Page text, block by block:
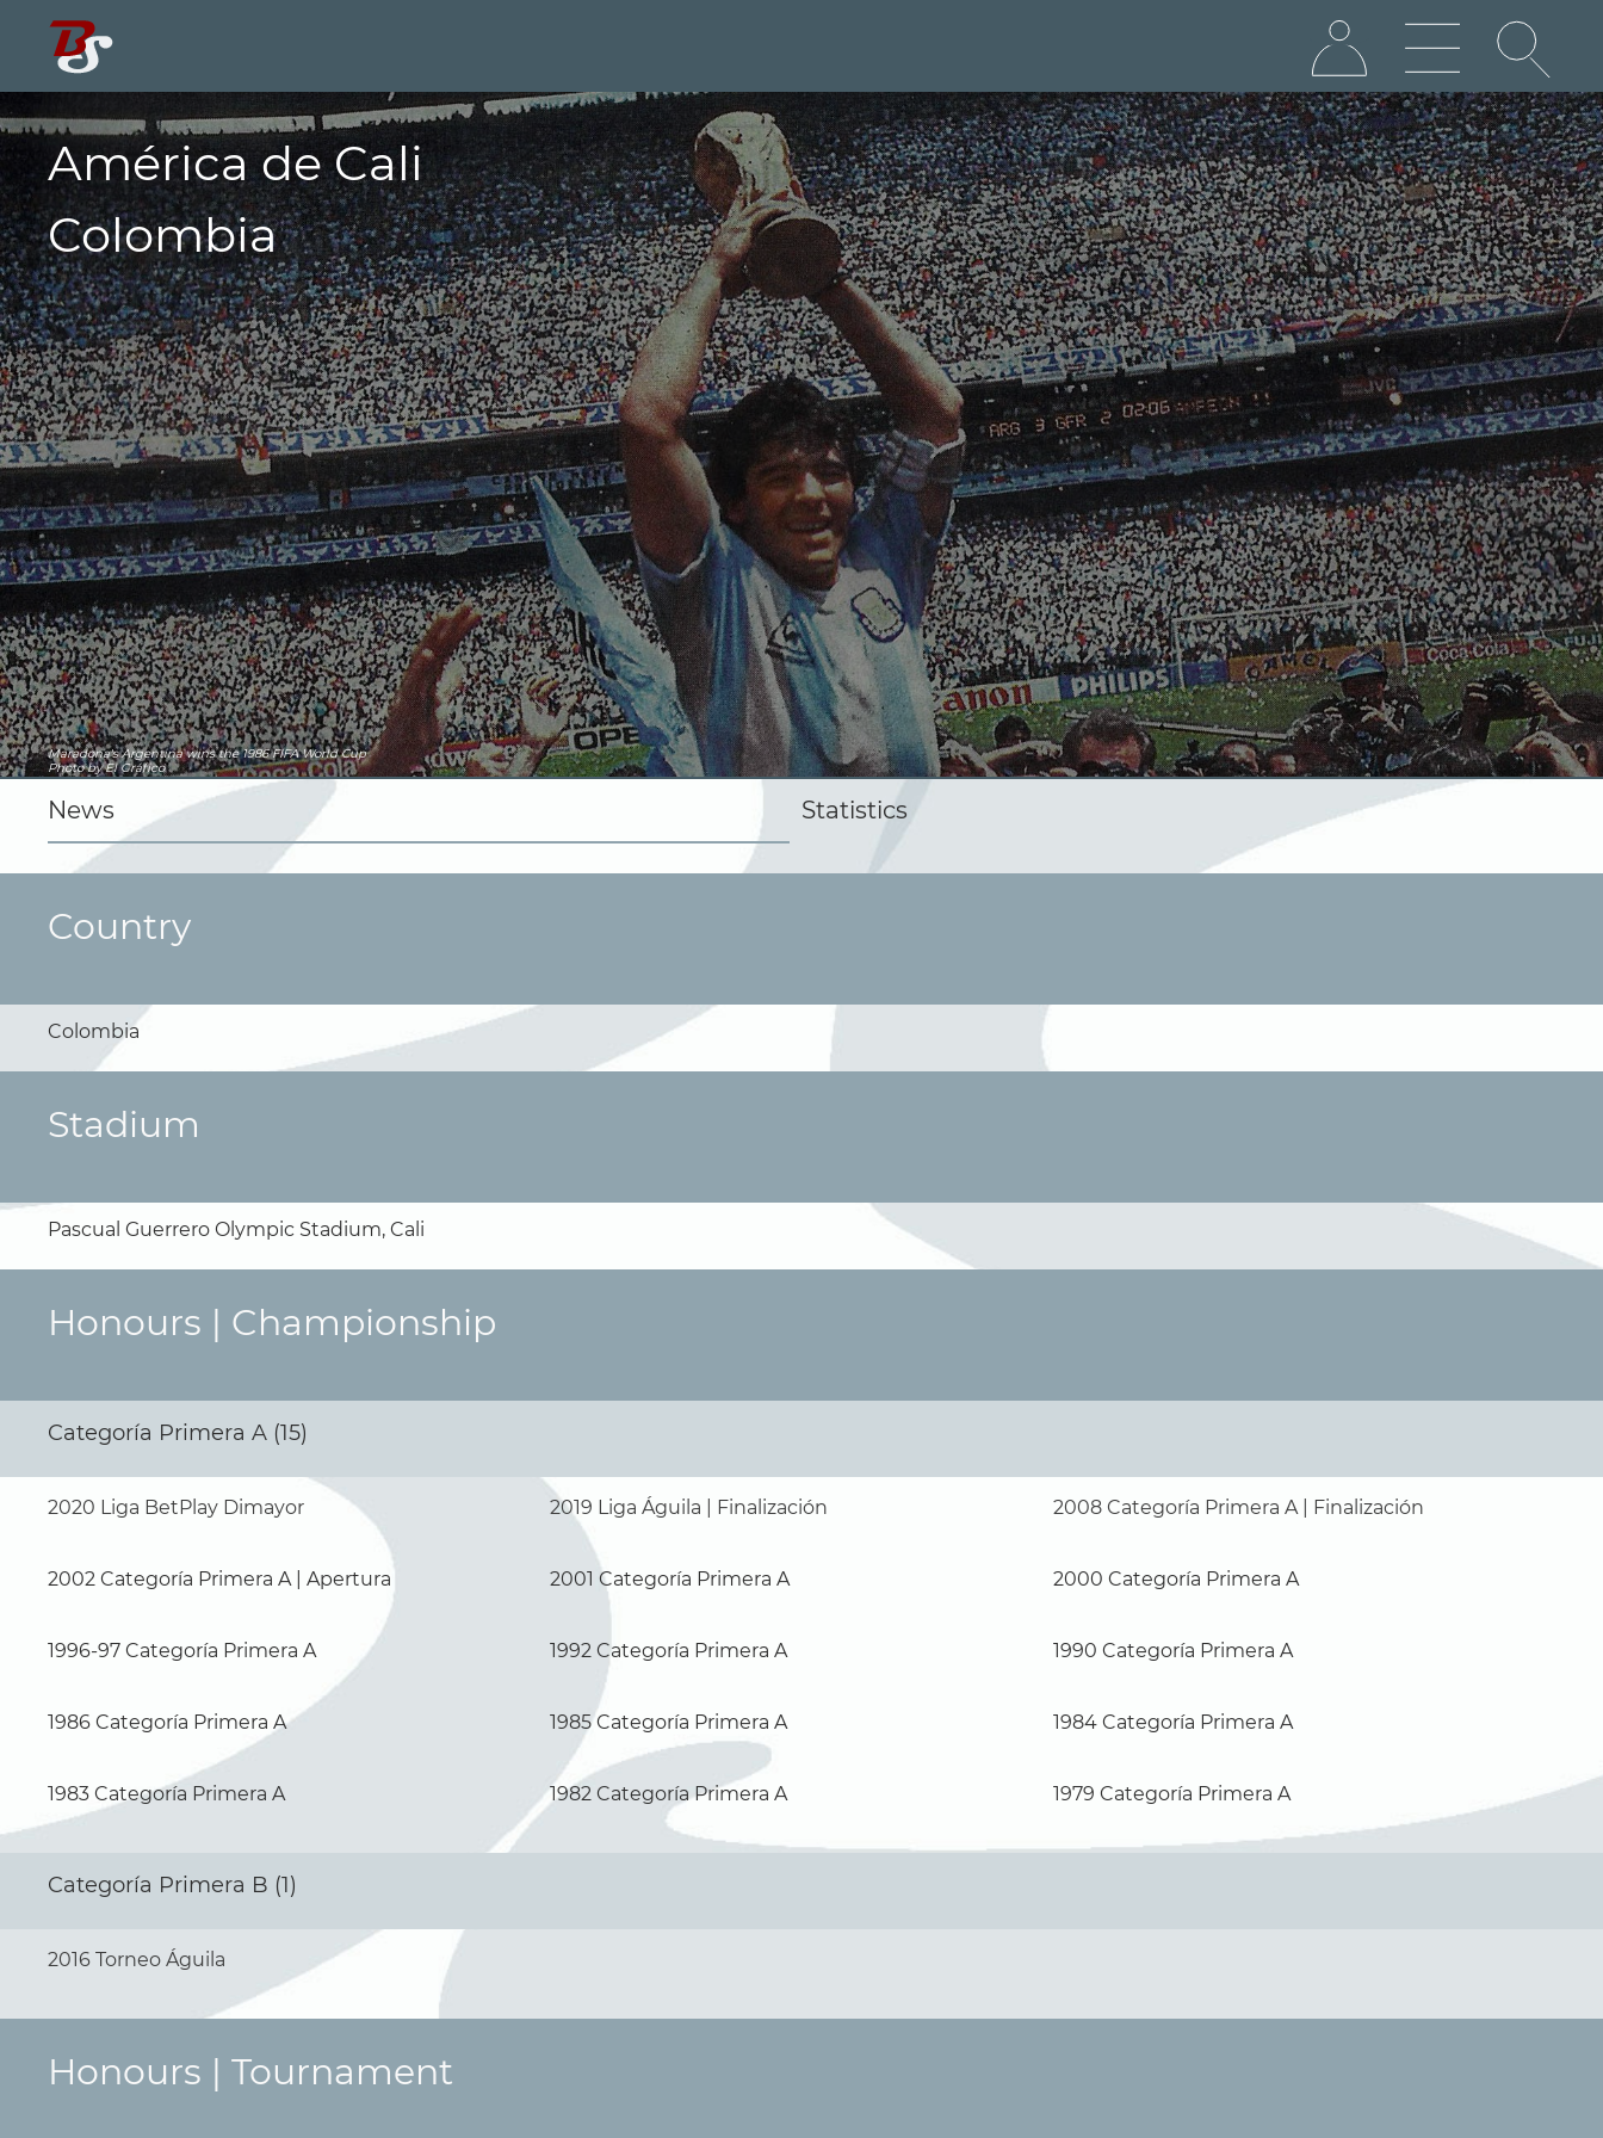
América de Cali
Colombia
Maradona's Argentina wins the 1986 FIFA World Cup
Photo by El Gráfico
News Statistics
Country
Colombia
Stadium
Pascual Guerrero Olympic Stadium, Cali
Honours | Championship
Categoría Primera A (15)
2020 Liga BetPlay Dimayor 2019 Liga Águila | Finalización 2008 Categoría Primera A | Finalización
2002 Categoría Primera A | Apertura 2001 Categoría Primera A 2000 Categoría Primera A
1996-97 Categoría Primera A 1992 Categoría Primera A 1990 Categoría Primera A
1986 Categoría Primera A 1985 Categoría Primera A 1984 Categoría Primera A
1983 Categoría Primera A 1982 Categoría Primera A 1979 Categoría Primera A
Categoría Primera B (1)
2016 Torneo Águila
Honours | Tournament